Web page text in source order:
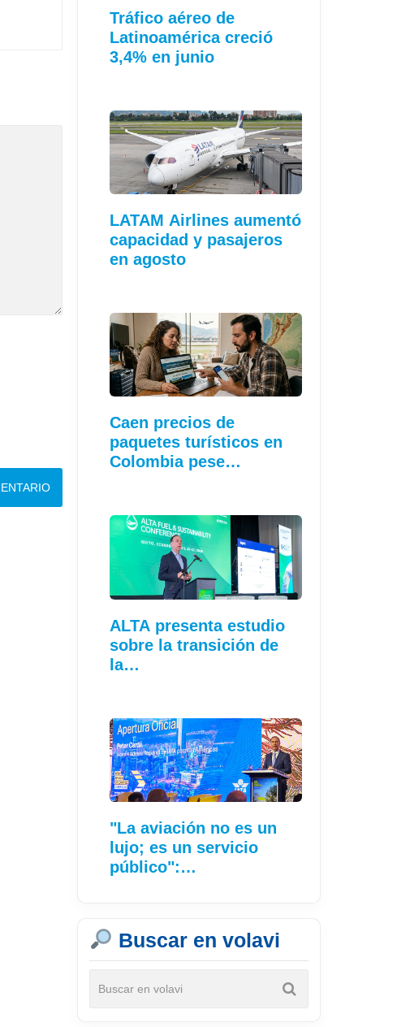
Tráfico aéreo de
Latinoamérica creció
3,4% en junio
LATAM Airlines aumentó
capacidad y pasajeros
en agosto
Caen precios de
paquetes turísticos en
Colombia pese…
ALTA presenta estudio
sobre la transición de
la…
"La aviación no es un
lujo; es un servicio
público":…
Buscar en volavi